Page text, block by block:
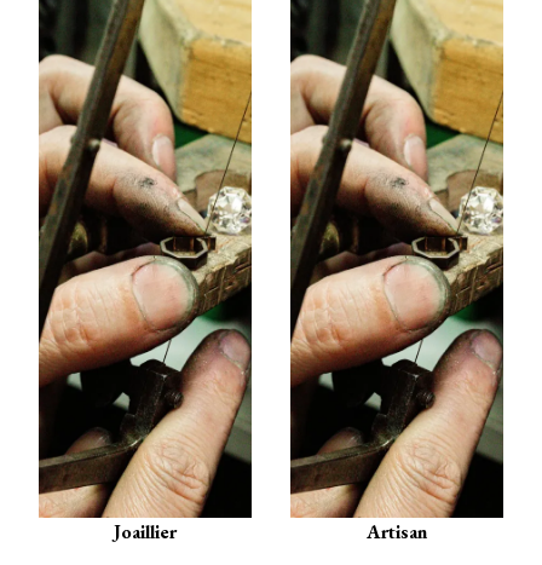
Joaillier Artisan